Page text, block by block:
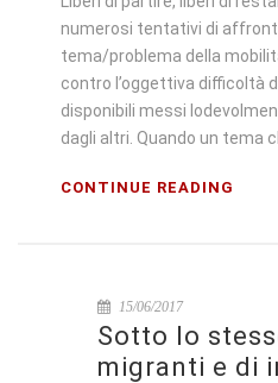
numerosi tentativi di
tema/problema della
contro l’oggettiva difficoltà
disponibili messi
dagli altri. Quando un tema
CONTINUE READING
15/06/2017
Sotto lo
migranti e di